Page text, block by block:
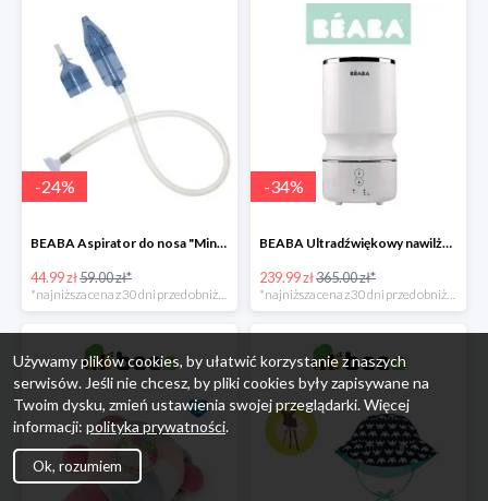
-24%
BEABA Aspirator do nosa "Minidoo" -24%
44.99 zł59.00 zł*
*najniższa cena z 30 dni przed obniżką
-34%
BEABA Ultradźwiękowy nawilżacz powietrza White -34%
239.99 zł365.00 zł*
*najniższa cena z 30 dni przed obniżką
Używamy plików cookies, by ułatwić korzystanie z naszych
serwisów. Jeśli nie chcesz, by pliki cookies były zapisywane na
Twoim dysku, zmień ustawienia swojej przeglądarki. Więcej
informacji: polityka prywatności.
Ok, rozumiem